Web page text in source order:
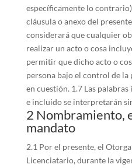
específicamente lo
cláusula o anexo del
considerará que cualquier
realizar un acto o cosa
permitir que dicho acto o
persona bajo el control de la
en cuestión. 1.7 Las
e incluido se interpretarán
2 Nombramiento,
mandato
2.1 Por el presente, el
Licenciatario, durante la